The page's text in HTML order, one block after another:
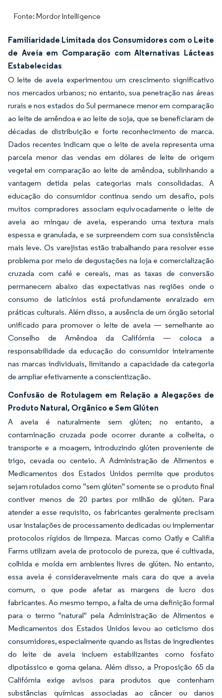
Fonte: Mordor Intelligence
Familiaridade Limitada dos Consumidores com o Leite
de Aveia em Comparação com Alternativas Lácteas
Estabelecidas
O leite de aveia experimentou um crescimento significativo
nos mercados urbanos; no entanto, sua penetração nas áreas
rurais e nos estados do Sul permanece menor em comparação
ao leite de amêndoa e ao leite de soja, que se beneficiaram de
décadas de distribuição e forte reconhecimento de marca.
Dados recentes indicam que o leite de aveia representa uma
parcela menor das vendas em dólares de leite de origem
vegetal em comparação ao leite de amêndoa, sublinhando a
vantagem detida pelas categorias mais consolidadas. A
educação do consumidor continua sendo um desafio, pois
muitos compradores associam equivocadamente o leite de
aveia ao mingau de aveia, esperando uma textura mais
espessa e granulada, e se surpreendem com sua consistência
mais leve. Os varejistas estão trabalhando para resolver esse
problema por meio de degustações na loja e comercialização
cruzada com café e cereais, mas as taxas de conversão
permanecem abaixo das expectativas nas regiões onde o
consumo de laticínios está profundamente enraizado em
práticas culturais. Além disso, a ausência de um órgão setorial
unificado para promover o leite de aveia — semelhante ao
Conselho de Amêndoa da Califórnia — coloca a
responsabilidade da educação do consumidor inteiramente
nas marcas individuais, limitando a capacidade da categoria
de ampliar efetivamente a conscientização.
Confusão de Rotulagem em Relação a Alegações de
Produto Natural, Orgânico e Sem Glúten
A aveia é naturalmente sem glúten; no entanto, a
contaminação cruzada pode ocorrer durante a colheita, o
transporte e a moagem, introduzindo glúten proveniente de
trigo, cevada ou centeio. A Administração de Alimentos e
Medicamentos dos Estados Unidos permite que produtos
sejam rotulados como "sem glúten" somente se o produto final
contiver menos de 20 partes por milhão de glúten. Para
atender a esse requisito, os fabricantes geralmente precisam
usar instalações de processamento dedicadas ou implementar
protocolos rígidos de limpeza. Marcas como Oatly e Califia
Farms utilizam aveia de protocolo de pureza, que é cultivada,
colhida e moída em ambientes livres de glúten. No entanto,
essa aveia é consideravelmente mais cara do que a aveia
comum, o que pode afetar as margens de lucro dos
fabricantes. Ao mesmo tempo, a falta de uma definição formal
para o termo "natural" pela Administração de Alimentos e
Medicamentos dos Estados Unidos levou ao ceticismo dos
consumidores, especialmente quando as listas de ingredientes
do leite de aveia incluem estabilizantes como fosfato
dipotássico e goma gelana. Além disso, a Proposição 65 da
Califórnia exige avisos para produtos que contenham
substâncias químicas associadas ao câncer ou danos